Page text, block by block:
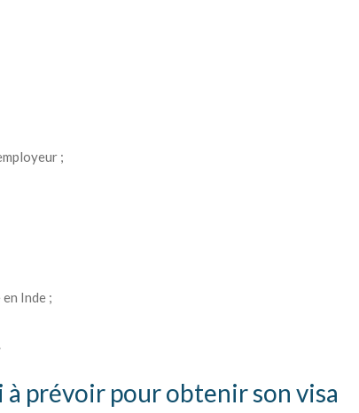
;
Inde ;
à prévoir pour obtenir son visa